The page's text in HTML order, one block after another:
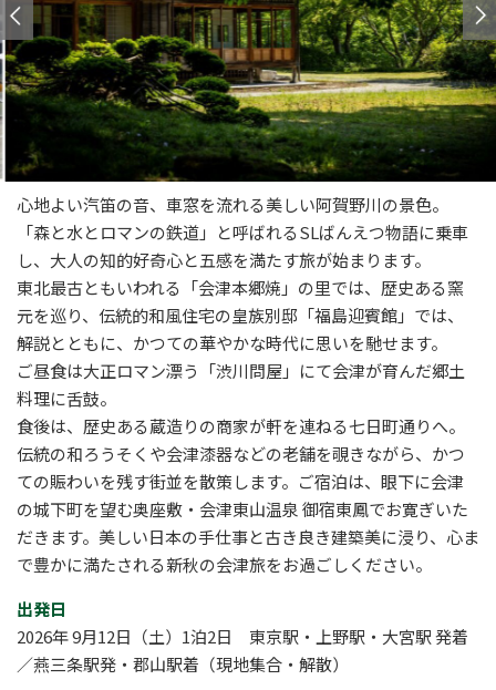
心地よい汽笛の音、車窓を流れる美しい阿賀野川の景色。
「森と水とロマンの鉄道」と呼ばれるSLばんえつ物語に乗車
し、大人の知的好奇心と五感を満たす旅が始まります。
東北最古ともいわれる「会津本郷焼」の里では、歴史ある窯
元を巡り、伝統的和風住宅の皇族別邸「福島迎賓館」では、
解説とともに、かつての華やかな時代に思いを馳せます。
ご昼食は大正ロマン漂う「渋川問屋」にて会津が育んだ郷土
料理に舌鼓。
食後は、歴史ある蔵造りの商家が軒を連ねる七日町通りへ。
伝統の和ろうそくや会津漆器などの老舗を覗きながら、かつ
ての賑わいを残す街並を散策します。ご宿泊は、眼下に会津
の城下町を望む奥座敷・会津東山温泉 御宿東鳳でお寛ぎいた
だきます。美しい日本の手仕事と古き良き建築美に浸り、心ま
で豊かに満たされる新秋の会津旅をお過ごしください。
出発日
2026年 9月12日（土）1泊2日 東京駅・上野駅・大宮駅 発着
／燕三条駅発・郡山駅着（現地集合・解散）